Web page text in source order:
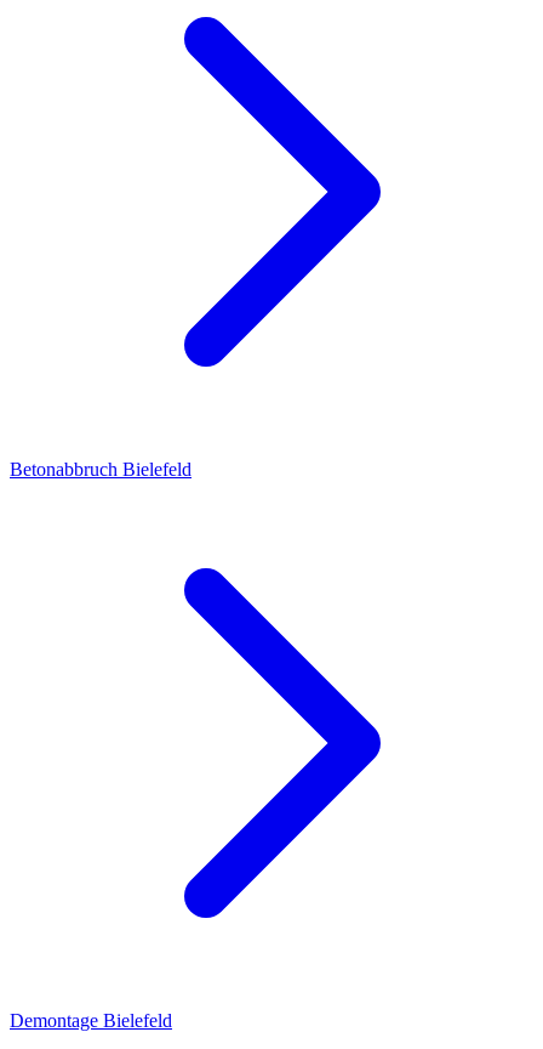
Betonabbruch Bielefeld
Demontage Bielefeld